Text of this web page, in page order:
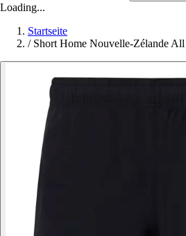
Loading...
Startseite
/ Short Home Nouvelle-Zélande